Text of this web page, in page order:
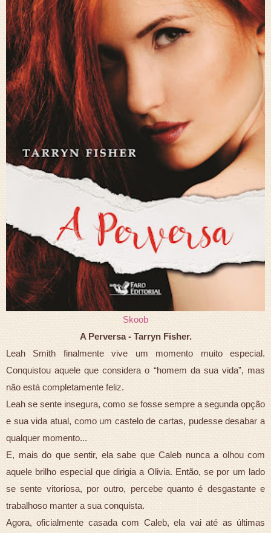
Skoob
A Perversa - Tarryn Fisher.
Leah Smith finalmente vive um momento muito especial.
Conquistou aquele que considera o “homem da sua vida”, mas
não está completamente feliz.
Leah se sente insegura, como se fosse sempre a segunda opção
e sua vida atual, como um castelo de cartas, pudesse desabar a
qualquer momento...
E, mais do que sentir, ela sabe que Caleb nunca a olhou com
aquele brilho especial que dirigia a Olivia. Então, se por um lado
se sente vitoriosa, por outro, percebe quanto é desgastante e
trabalhoso manter a sua conquista.
Agora, oficialmente casada com Caleb, ela vai até as últimas